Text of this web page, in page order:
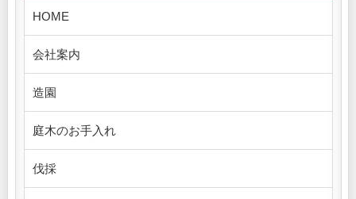
HOME
会社案内
造園
庭木のお手入れ
伐採